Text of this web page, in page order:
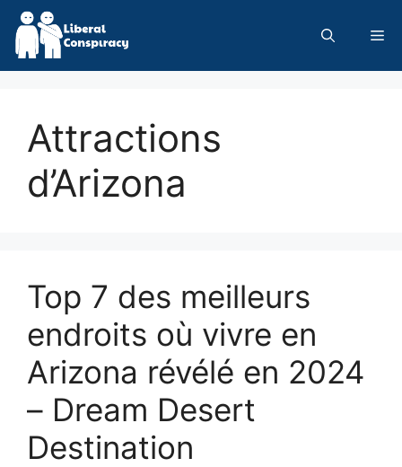
Skip
content
Attractions
d’Arizona
Top 7 des meilleurs
endroits où vivre en
Arizona révélé en 2024
– Dream Desert
Destination